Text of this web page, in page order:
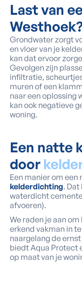
Last van
Grondwater zorgt
en vloer van je
kan dat ervoor
Gevolgen zijn
infiltratie,
muren of een
naar een oplossing
kan ook negatieve
woning.
Een natte
door
Een manier om
kelderdichting. Dat
waterdicht
afvoeren).
We raden je aan om
erkend vakman in
naargelang de
biedt Aqua Protect
op maat van je